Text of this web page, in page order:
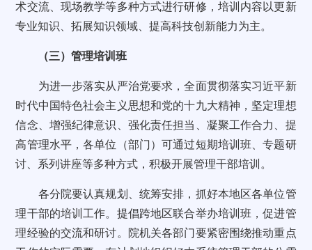
术交流、现场教学等多种方式进行研修，培训内容以更新
专业知识、拓展知识领域、提高科技创新能力为主。
（三）管理培训班
为进一步落实从严治党要求，全面贯彻落实习近平新
时代中国特色社会主义思想和党的十九大精神，坚定理想
信念、增强纪律意识、强化责任担当、凝聚工作合力、提
高管理水平，各单位（部门）可通过短期培训班、专题研
讨、系列讲座等多种方式，积极开展管理干部培训。
各分院要认真规划、统筹安排，抓好本地区各单位管
理干部的培训工作。提倡跨地区联合举办培训班，促进管
理经验的交流和研讨。院机关各部门要紧密围绕推动重点